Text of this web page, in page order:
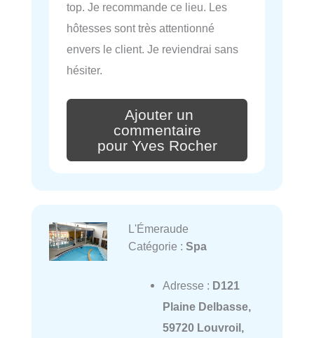
top. Je recommande ce lieu. Les
hôtesses sont très attentionné
envers le client. Je reviendrai sans
hésiter.
Ajouter un
commentaire
pour Yves Rocher
L'Émeraude
Catégorie : Spa
Adresse : D121
Plaine Delbasse,
59720 Louvroil,